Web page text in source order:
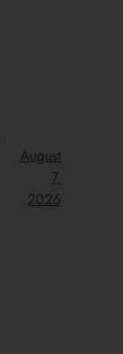
August
7,
2026